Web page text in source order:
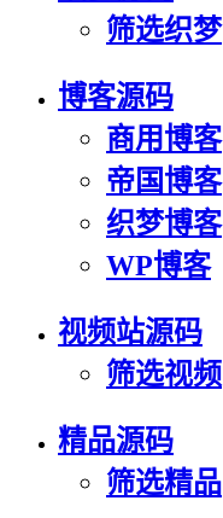
筛选织梦
博客源码
商用博客
帝国博客
织梦博客
WP博客
视频站源码
筛选视频
精品源码
筛选精品